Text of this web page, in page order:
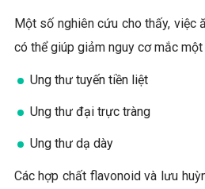
Một số nghiên cứu cho thấy, việc
có thể giúp giảm nguy cơ mắc
Ung thư tuyến tiền liệt
Ung thư đại trực tràng
Ung thư dạ dày
Các hợp chất flavonoid và lưu